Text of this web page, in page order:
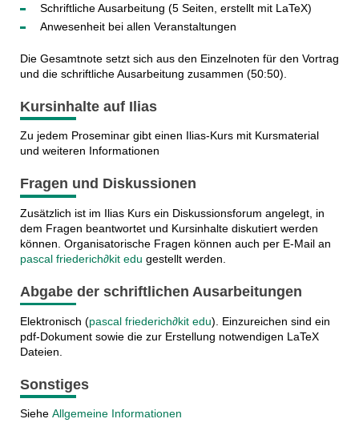
Schriftliche Ausarbeitung (5 Seiten, erstellt mit LaTeX)
Anwesenheit bei allen Veranstaltungen
Die Gesamtnote setzt sich aus den Einzelnoten für den Vortrag
und die schriftliche Ausarbeitung zusammen (50:50).
Kursinhalte auf Ilias
Zu jedem Proseminar gibt einen Ilias-Kurs mit Kursmaterial
und weiteren Informationen
Fragen und Diskussionen
Zusätzlich ist im Ilias Kurs ein Diskussionsforum angelegt, in
dem Fragen beantwortet und Kursinhalte diskutiert werden
können. Organisatorische Fragen können auch per E-Mail an
pascal friederich∂kit edu gestellt werden.
Abgabe der schriftlichen Ausarbeitungen
Elektronisch (pascal friederich∂kit edu). Einzureichen sind ein
pdf-Dokument sowie die zur Erstellung notwendigen LaTeX
Dateien.
Sonstiges
Siehe Allgemeine Informationen